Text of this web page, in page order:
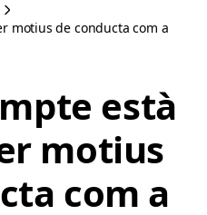
motius de conducta com a
està
motius
com a